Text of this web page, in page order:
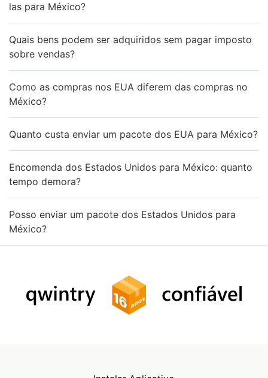
las para México?
Quais bens podem ser adquiridos sem pagar imposto
sobre vendas?
Como as compras nos EUA diferem das compras no
México?
Quanto custa enviar um pacote dos EUA para México?
Encomenda dos Estados Unidos para México: quanto
tempo demora?
Posso enviar um pacote dos Estados Unidos para
México?